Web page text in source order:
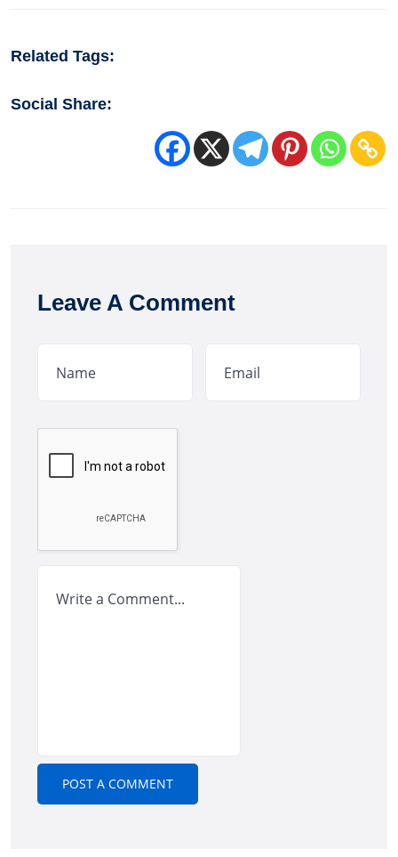
Related Tags:
Social Share:
Leave A Comment